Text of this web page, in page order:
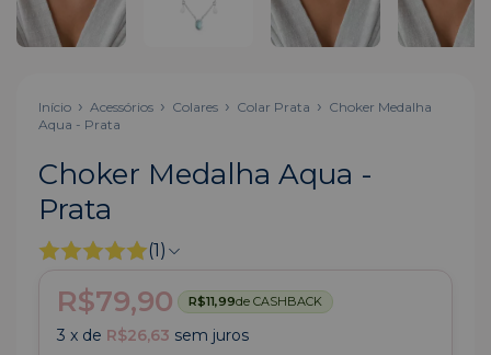
Início Acessórios Colares Colar Prata
Choker Medalha
Aqua - Prata
Choker Medalha Aqua -
Prata
(1)
R$79,90 R$11,99de CASHBACK
3 x de R$26,63 sem juros